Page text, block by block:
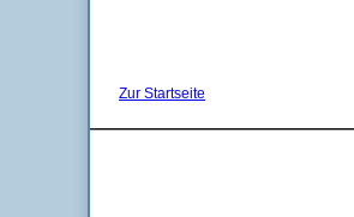
Zur Startseite